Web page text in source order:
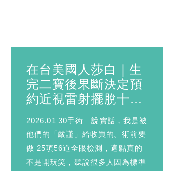
在台美國人莎白｜生
完二寶後果斷決定預
約近視雷射擺脫十年
2026.01.30手術｜說實話，我是被
他們的「嚴謹」給收買的。術前要
做 25項56道全眼檢測，這點真的
不是開玩笑，聽說很多人因為標準